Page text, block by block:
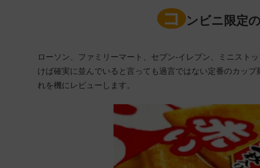
コ ンビニ限定
ローソン、ファミリーマート、セブン-イレブン、ミニスト
けば確実に並んでいると言っても過言ではない定番のカッ
れを機にレビューします。